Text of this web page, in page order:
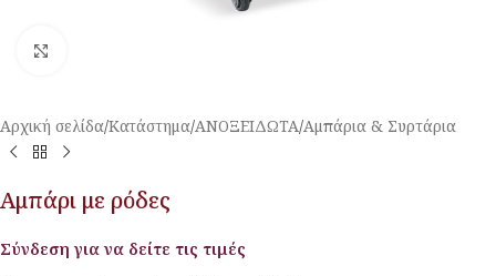
Αρχική σελίδα/Κατάστημα/ΑΝΟΞΕΙΔΩΤΑ/Αμπάρια & Συρτάρια
Αμπάρι με ρόδες
Σύνδεση για να δείτε τις τιμές